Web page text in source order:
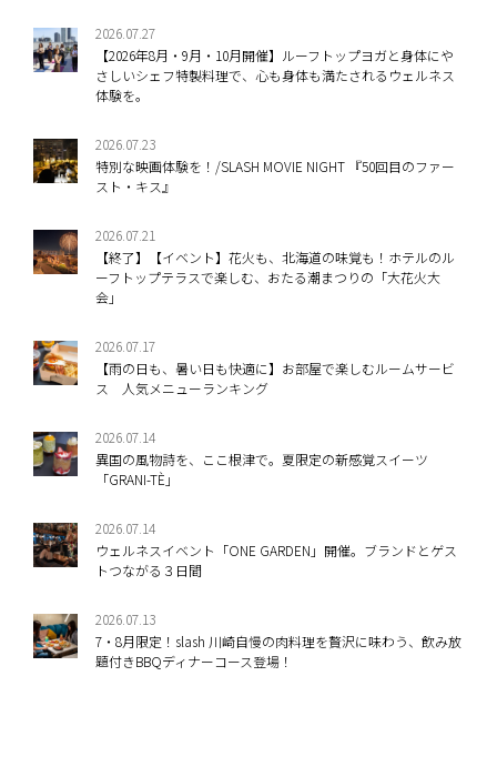
2026.07.27
【2026年8月・9月・10月開催】ルーフトップヨガと身体にや
さしいシェフ特製料理で、心も身体も満たされるウェルネス
体験を。
2026.07.23
特別な映画体験を！/SLASH MOVIE NIGHT 『50回目のファー
スト・キス』
2026.07.21
【終了】【イベント】花火も、北海道の味覚も！ホテルのル
ーフトップテラスで楽しむ、おたる潮まつりの「大花火大
会」
2026.07.17
【雨の日も、暑い日も快適に】お部屋で楽しむルームサービ
ス 人気メニューランキング
2026.07.14
異国の風物詩を、ここ根津で。夏限定の新感覚スイーツ
「GRANI-TÈ」
2026.07.14
ウェルネスイベント「ONE GARDEN」開催。ブランドとゲス
トつながる３日間
2026.07.13
7・8月限定！slash 川崎自慢の肉料理を贅沢に味わう、飲み放
題付きBBQディナーコース登場！